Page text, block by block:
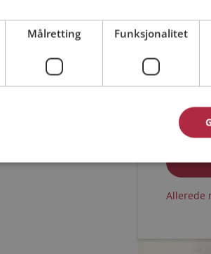
Jeg
Jeg
Allerede
Målretting Funksjonalitet